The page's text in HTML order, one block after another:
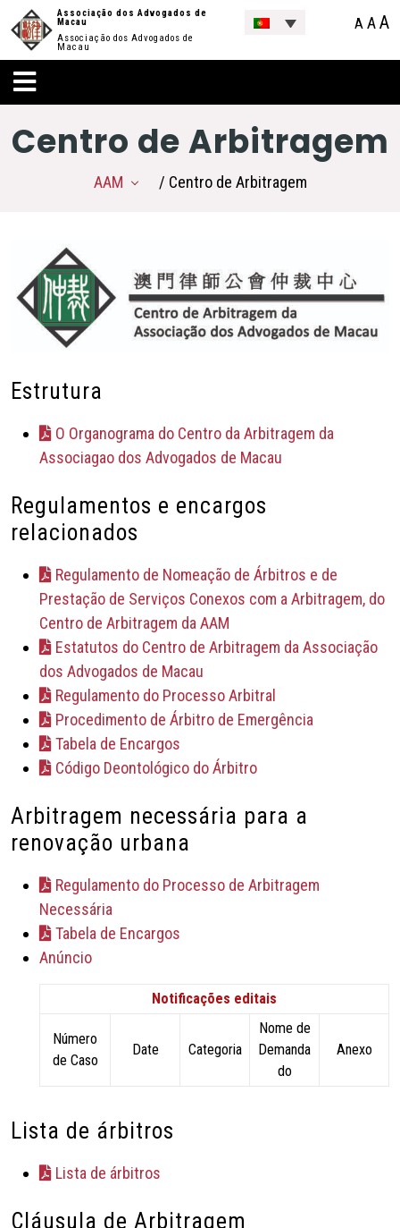
Associação dos Advogados de
Macau
Associação dos Advogados de
Macau
A AA
Centro de Arbitragem
AAM / Centro de Arbitragem
Estrutura
O Organograma do Centro da Arbitragem da
Associagao dos Advogados de Macau
Regulamentos e encargos
relacionados
Regulamento de Nomeação de Árbitros e de
Prestação de Serviços Conexos com a Arbitragem, do
Centro de Arbitragem da AAM
Estatutos do Centro de Arbitragem da Associação
dos Advogados de Macau
Regulamento do Processo Arbitral
Procedimento de Árbitro de Emergência
Tabela de Encargos
Código Deontológico do Árbitro
Arbitragem necessária para a
renovação urbana
Regulamento do Processo de Arbitragem
Necessária
Tabela de Encargos
Anúncio
Notificações editais
Número
de Caso
Date Categoria
Nome de
Demanda
do
Anexo
Lista de árbitros
Lista de árbitros
Cláusula de Arbitragem